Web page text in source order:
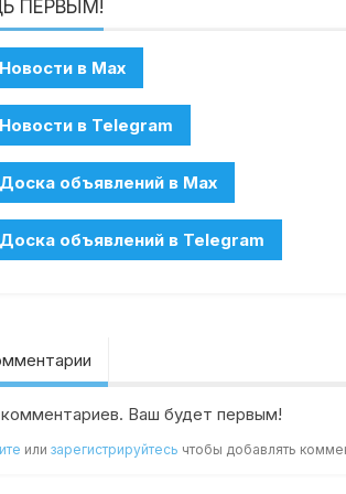
ПЕРВЫМ!
Ваш будет первым!
илизарегистрируйтесь чтобы добавлять